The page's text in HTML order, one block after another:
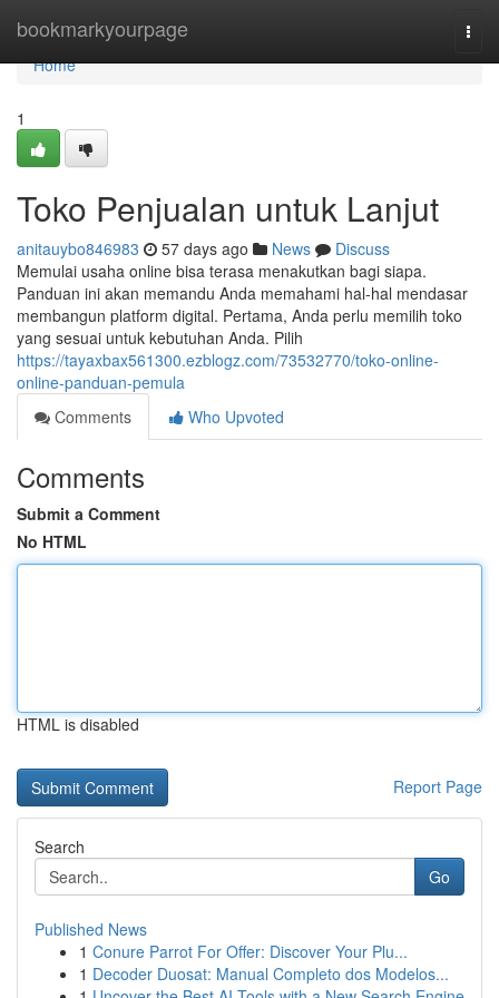
bookmarkyourpage
Home
Home
1
Toko Penjualan untuk Lanjut
anitauybo846983 57 days ago News
Discuss
Memulai usaha online bisa terasa menakutkan bagi siapa.
Panduan ini akan memandu Anda memahami hal-hal mendasar
membangun platform digital. Pertama, Anda perlu memilih toko
yang sesuai untuk kebutuhan Anda. Pilih
https://tayaxbax561300.ezblogz.com/73532770/toko-online-
online-panduan-pemula
Comments
Who Upvoted
Comments
Submit a Comment
No HTML
HTML is disabled
Report Page
Search
Go
Published News
1 Conure Parrot For Offer: Discover Your Plu...
1 Decoder Duosat: Manual Completo dos Modelos...